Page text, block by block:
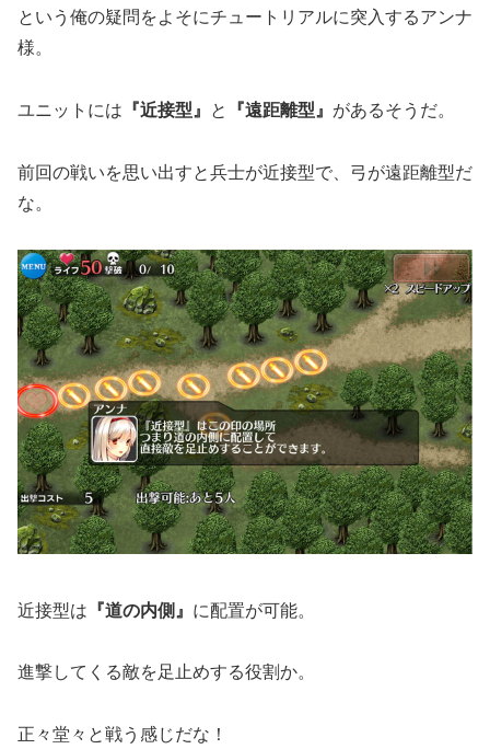
という俺の疑問をよそにチュートリアルに突入するアンナ
様。
ユニットには 『近接型』 と 『遠距離型』 があるそうだ。
前回の戦いを思い出すと兵士が近接型で、弓が遠距離型だ
な。
近接型は 『道の内側』 に配置が可能。
進撃してくる敵を足止めする役割か。
正々堂々と戦う感じだな！